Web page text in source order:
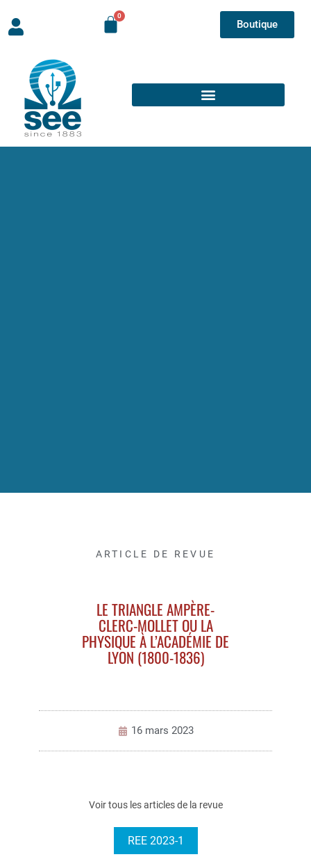
Boutique
ARTICLE DE REVUE
LE TRIANGLE AMPÈRE-
CLERC-MOLLET OU LA
PHYSIQUE À L’ACADÉMIE DE
LYON (1800-1836)
16 mars 2023
Voir tous les articles de la revue
REE 2023-1